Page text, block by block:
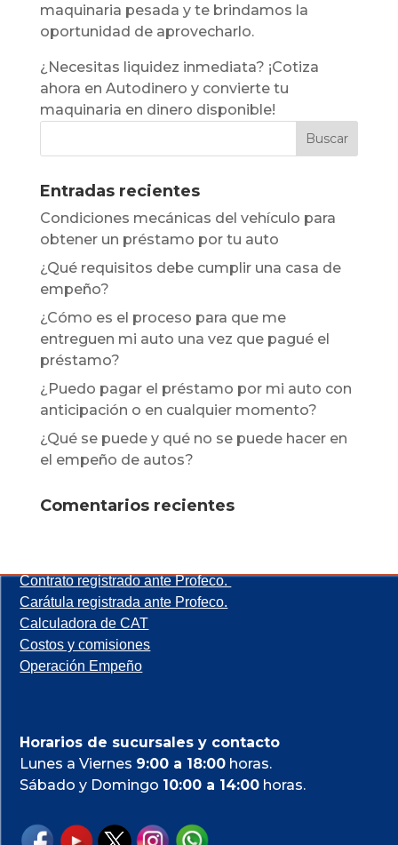
maquinaria pesada y te brindamos la
oportunidad de aprovecharlo.
¿Necesitas liquidez inmediata? ¡Cotiza
ahora en Autodinero y convierte tu
maquinaria en dinero disponible!
Entradas recientes
Condiciones mecánicas del vehículo para
obtener un préstamo por tu auto
¿Qué requisitos debe cumplir una casa de
empeño?
¿Cómo es el proceso para que me
entreguen mi auto una vez que pagué el
préstamo?
¿Puedo pagar el préstamo por mi auto con
anticipación o en cualquier momento?
¿Qué se puede y qué no se puede hacer en
el empeño de autos?
Comentarios recientes
Contrato registrado ante Profeco.
Carátula registrada ante Profeco.
Calculadora de CAT
Costos y comisiones
Operación Empeño
Horarios de sucursales y contacto
Lunes a Viernes 9:00 a 18:00 horas.
Sábado y Domingo 10:00 a 14:00 horas.